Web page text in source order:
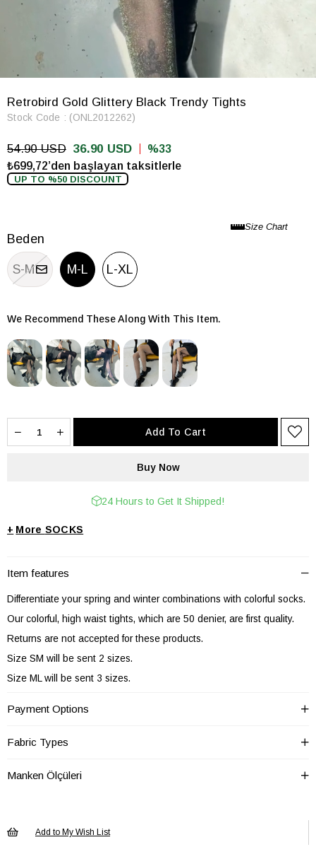
Retrobird Gold Glittery Black Trendy Tights
Stock Code (ONL2012262)
54.90 USD 36.90 USD
33
₺699,72’den başlayan taksitlerle
UP TO %50 DISCOUNT
Beden
S-M M-L L-XL
We Recommend These Along With This Item.
24 Hours to Get It Shipped!
+ SOCKS
Item features
Differentiate your spring and winter combinations with colorful socks.
Our colorful, high waist tights, which are 50 denier, are first quality.
Returns are not accepted for these products.
Size SM will be sent 2 sizes.
Size ML will be sent 3 sizes.
Payment Options
Fabric Types
Manken Ölçüleri
Add to My Wish List